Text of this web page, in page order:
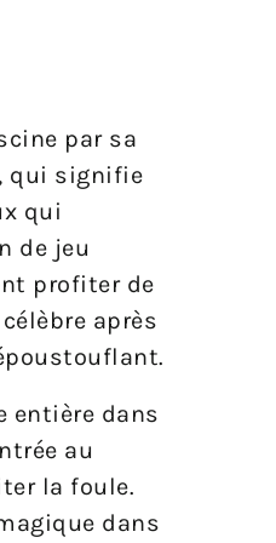
par sa
qui signifie
qui
de jeu
profiter de
après
entière dans
au
la foule.
dans